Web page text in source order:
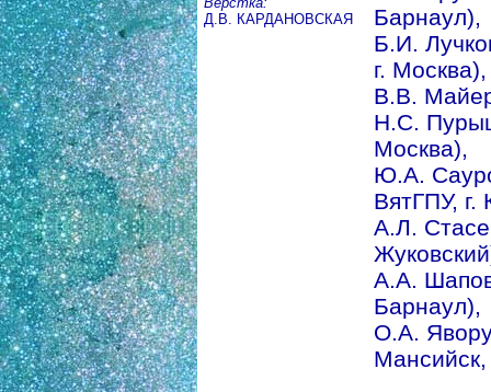
Д.В. КАРДАНОВСКАЯ
Барнаул),
Б.И.
г. Москва),
В.В.
Н.С.
Москва),
Ю.А.
ВятГПУ, г.
А.Л.
А.А.
Барнаул),
О.А.